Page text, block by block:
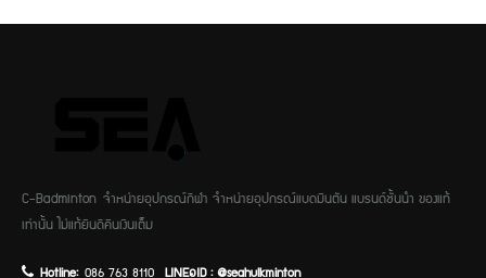
C-Badminton จำหน่ายอุปกรณ์กีฬา จำหน่ายอุปกรณ์แบดมินตัน แบรนด์ชั้นนำ ของแท้
เท่านั้น ไม่แท้ยินดีคืนเงินเต็ม
Hotline: 086 763 8110 LINE๑ID : @seahulkminton